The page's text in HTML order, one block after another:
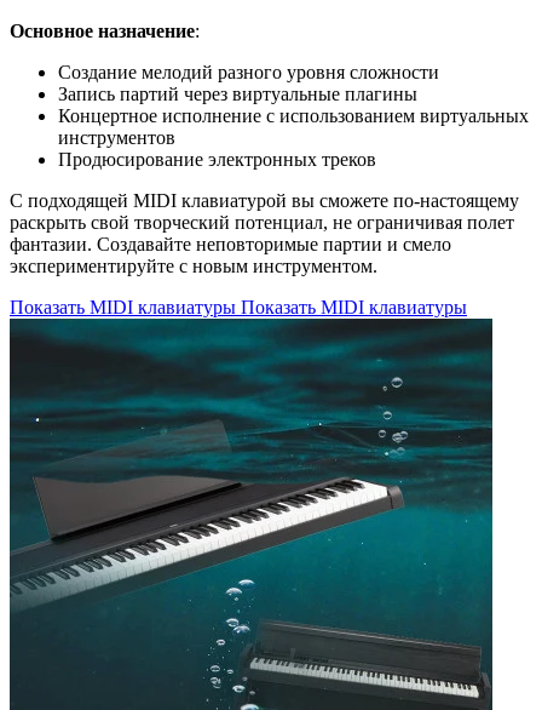
Основное назначение:
Создание мелодий разного уровня сложности
Запись партий через виртуальные плагины
Концертное исполнение с использованием виртуальных
инструментов
Продюсирование электронных треков
С подходящей MIDI клавиатурой вы сможете по-настоящему
раскрыть свой творческий потенциал, не ограничивая полет
фантазии. Создавайте неповторимые партии и смело
экспериментируйте с новым инструментом.
Показать MIDI клавиатуры Показать MIDI клавиатуры